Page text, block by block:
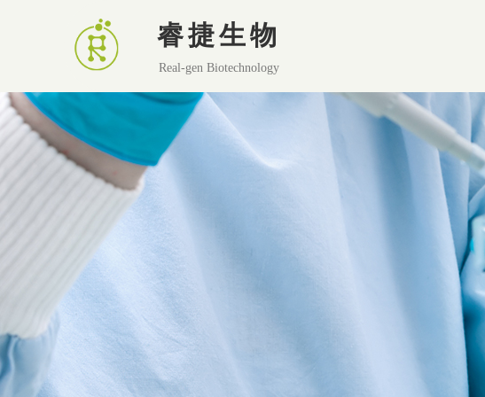
睿捷生物
Real-gen Biotechnology